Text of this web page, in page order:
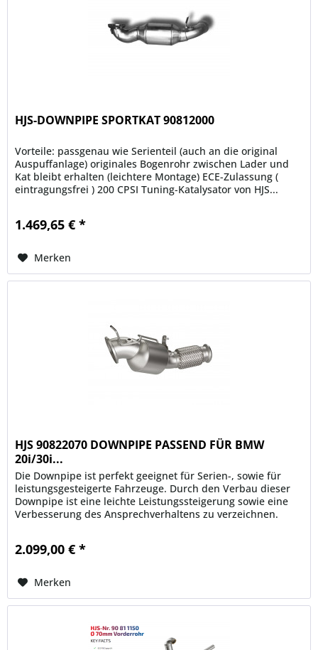
HJS-DOWNPIPE SPORTKAT 90812000
Vorteile: passgenau wie Serienteil (auch an die original
Auspuffanlage) originales Bogenrohr zwischen Lader und
Kat bleibt erhalten (leichtere Montage) ECE-Zulassung (
eintragungsfrei ) 200 CPSI Tuning-Katalysator von HJS...
1.469,65 € *
Merken
HJS 90822070 DOWNPIPE PASSEND FÜR BMW
20i/30i...
Die Downpipe ist perfekt geeignet für Serien-, sowie für
leistungsgesteigerte Fahrzeuge. Durch den Verbau dieser
Downpipe ist eine leichte Leistungssteigerung sowie eine
Verbesserung des Ansprechverhaltens zu verzeichnen.
2.099,00 € *
Merken